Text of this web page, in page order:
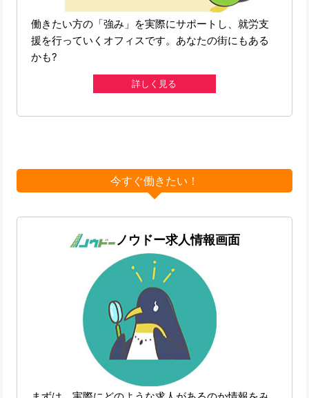
働きたい方の「強み」を実際にサポートし、就労支
援を行っていくオフィスです。あなたの街にもある
かも?
詳しく見る
今すぐ働きたい！
ノウドー求人情報画面